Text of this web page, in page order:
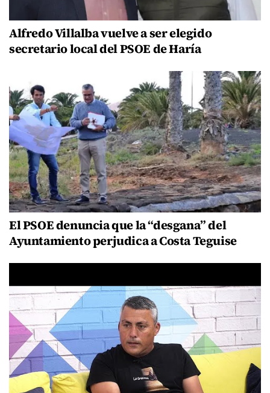
Alfredo Villalba vuelve a ser elegido
secretario local del PSOE de Haría
El PSOE denuncia que la “desgana” del
Ayuntamiento perjudica a Costa Teguise